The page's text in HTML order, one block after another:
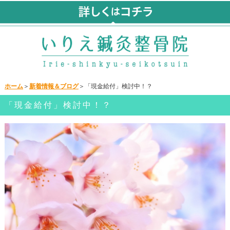
ホーム＞ 新着情報＆ブログ＞「現金給付」検討中！？
「現金給付」検討中！？